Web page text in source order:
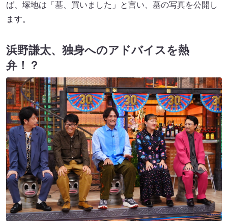
ば、塚地は「墓、買いました」と言い、墓の写真を公開し
ます。
浜野謙太、独身へのアドバイスを熱
弁！？